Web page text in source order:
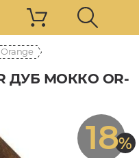
Orange
ДУБ МОККО OR-
18%